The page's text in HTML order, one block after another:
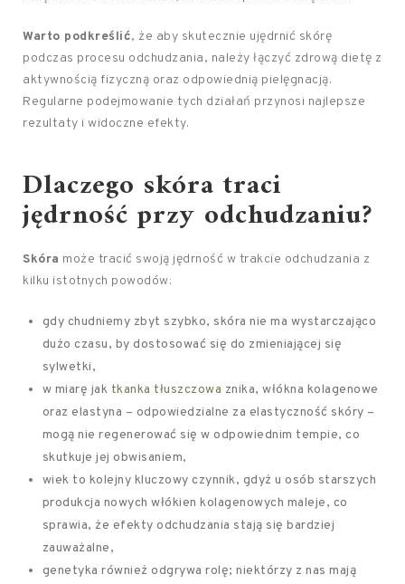
Warto podkreślić, że aby skutecznie ujędrnić skórę
podczas procesu odchudzania, należy łączyć zdrową dietę z
aktywnością fizyczną oraz odpowiednią pielęgnacją.
Regularne podejmowanie tych działań przynosi najlepsze
rezultaty i widoczne efekty.
Dlaczego skóra traci
jędrność przy odchudzaniu?
Skóra może tracić swoją jędrność w trakcie odchudzania z
kilku istotnych powodów:
gdy chudniemy zbyt szybko, skóra nie ma wystarczająco
dużo czasu, by dostosować się do zmieniającej się
sylwetki,
w miarę jak tkanka tłuszczowa znika, włókna kolagenowe
oraz elastyna – odpowiedzialne za elastyczność skóry –
mogą nie regenerować się w odpowiednim tempie, co
skutkuje jej obwisaniem,
wiek to kolejny kluczowy czynnik, gdyż u osób starszych
produkcja nowych włókien kolagenowych maleje, co
sprawia, że efekty odchudzania stają się bardziej
zauważalne,
genetyka również odgrywa rolę; niektórzy z nas mają